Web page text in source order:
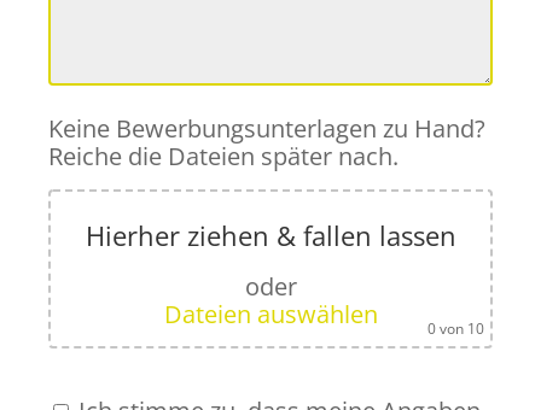
Keine Bewerbungsunterlagen zu Hand?
Reiche die Dateien später nach.
Hierher ziehen & fallen lassen
oder
Dateien auswählen
0von 10